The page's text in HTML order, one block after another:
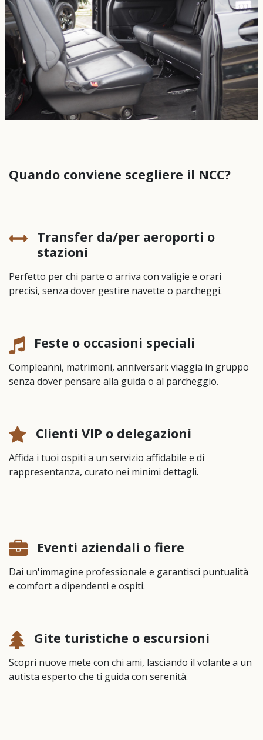
Quando conviene scegliere il NCC?
Transfer da/per aeroporti o
stazioni
Perfetto per chi parte o arriva con valigie e orari
precisi, senza dover gestire navette o parcheggi.
Feste o occasioni speciali
Compleanni, matrimoni, anniversari: viaggia in gruppo
senza dover pensare alla guida o al parcheggio.
Clienti VIP o delegazioni
Affida i tuoi ospiti a un servizio affidabile e di
rappresentanza, curato nei minimi dettagli.
Eventi aziendali o fiere
Dai un'immagine professionale e garantisci puntualità
e comfort a dipendenti e ospiti.
Gite turistiche o escursioni
Scopri nuove mete con chi ami, lasciando il volante a un
autista esperto che ti guida con serenità.